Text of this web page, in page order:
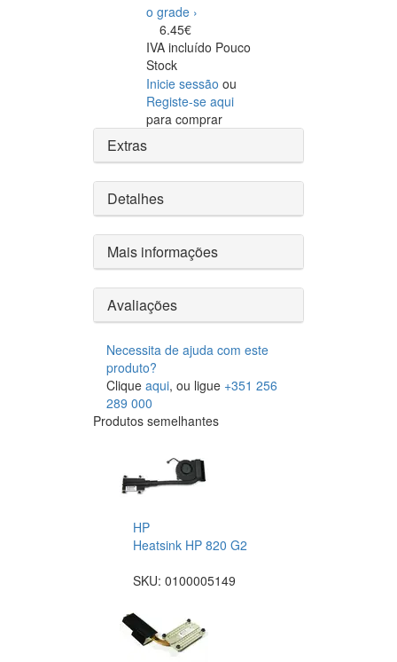
o grade ›
6.45€
IVA incluído Pouco
Stock
Inicie sessão ou
Registe-se aqui
para comprar
Extras
Detalhes
Mais informações
Avaliações
Necessita de ajuda com este
produto?
Clique aqui, ou ligue +351 256
289 000
Produtos semelhantes
HP
Heatsink HP 820 G2
SKU: 0100005149